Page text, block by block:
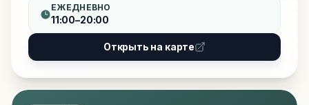
ЕЖЕДНЕВНО
11:00–20:00
Открыть на карте